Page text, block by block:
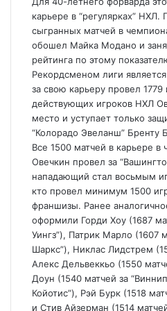
карьере в “регулярках” НХЛ.
сыгранных матчей в
обошел Майка Модано и
рейтинга по этому
Рекордсменом лиги
за свою карьеру провел 1779
действующих игроков НХЛ
место и уступает только
“Колорадо Эвеланш” Бренту
Все 1500 матчей в карьере в
Овечкин провел за
нападающий стал восьмым
кто провел минимум 1500
франшизы. Ранее
оформили Горди Хоу (1687
Уингз”), Патрик Марло (1607
Шаркс”), Никлас Лидстрем
Алекс Дельвеккьо (1550
Доун (1540 матчей за
Койотис”), Рэй Бурк (1518
и Стив Айзерман (1514